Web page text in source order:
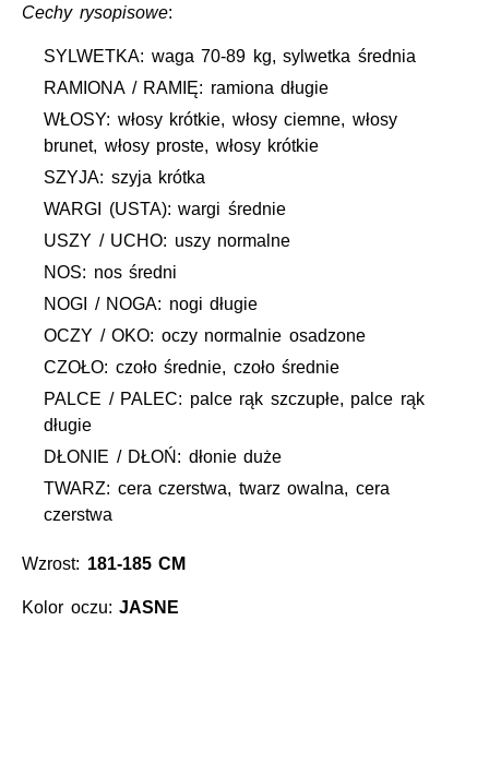
Cechy rysopisowe:
SYLWETKA: waga 70-89 kg, sylwetka średnia
RAMIONA / RAMIĘ: ramiona długie
WŁOSY: włosy krótkie, włosy ciemne, włosy
brunet, włosy proste, włosy krótkie
SZYJA: szyja krótka
WARGI (USTA): wargi średnie
USZY / UCHO: uszy normalne
NOS: nos średni
NOGI / NOGA: nogi długie
OCZY / OKO: oczy normalnie osadzone
CZOŁO: czoło średnie, czoło średnie
PALCE / PALEC: palce rąk szczupłe, palce rąk
długie
DŁONIE / DŁOŃ: dłonie duże
TWARZ: cera czerstwa, twarz owalna, cera
czerstwa
Wzrost: 181-185 CM
Kolor oczu:JASNE